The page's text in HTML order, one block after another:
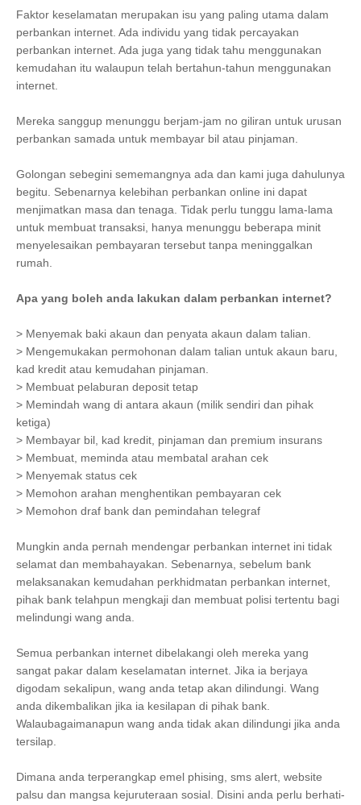
Faktor keselamatan merupakan isu yang paling utama dalam
perbankan internet. Ada individu yang tidak percayakan
perbankan internet. Ada juga yang tidak tahu menggunakan
kemudahan itu walaupun telah bertahun-tahun menggunakan
internet.
Mereka sanggup menunggu berjam-jam no giliran untuk urusan
perbankan samada untuk membayar bil atau pinjaman.
Golongan sebegini sememangnya ada dan kami juga dahulunya
begitu. Sebenarnya kelebihan perbankan online ini dapat
menjimatkan masa dan tenaga. Tidak perlu tunggu lama-lama
untuk membuat transaksi, hanya menunggu beberapa minit
menyelesaikan pembayaran tersebut tanpa meninggalkan
rumah.
Apa yang boleh anda lakukan dalam perbankan internet?
> Menyemak baki akaun dan penyata akaun dalam talian.
> Mengemukakan permohonan dalam talian untuk akaun baru,
kad kredit atau kemudahan pinjaman.
> Membuat pelaburan deposit tetap
> Memindah wang di antara akaun (milik sendiri dan pihak
ketiga)
> Membayar bil, kad kredit, pinjaman dan premium insurans
> Membuat, meminda atau membatal arahan cek
> Menyemak status cek
> Memohon arahan menghentikan pembayaran cek
> Memohon draf bank dan pemindahan telegraf
Mungkin anda pernah mendengar perbankan internet ini tidak
selamat dan membahayakan. Sebenarnya, sebelum bank
melaksanakan kemudahan perkhidmatan perbankan internet,
pihak bank telahpun mengkaji dan membuat polisi tertentu bagi
melindungi wang anda.
Semua perbankan internet dibelakangi oleh mereka yang
sangat pakar dalam keselamatan internet. Jika ia berjaya
digodam sekalipun, wang anda tetap akan dilindungi. Wang
anda dikembalikan jika ia kesilapan di pihak bank.
Walaubagaimanapun wang anda tidak akan dilindungi jika anda
tersilap.
Dimana anda terperangkap emel phising, sms alert, website
palsu dan mangsa kejuruteraan sosial. Disini anda perlu berhati-